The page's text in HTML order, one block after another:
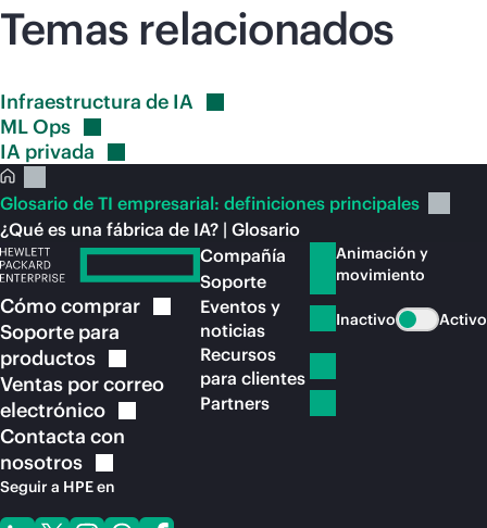
Temas relacionados
Infraestructura de IA
MLOps
IA privada
Glosario de TI empresarial: definiciones principales
¿Qué es una fábrica de IA? | Glosario
Cómocomprar
Soporte para
productos
Ventas por correo
electrónico
Contacta con
nosotros
Seguir a HPE en
Compañía
Soporte
Eventos y
noticias
Recursos
para clientes
Partners
Animación y
movimiento
Inactivo Activo